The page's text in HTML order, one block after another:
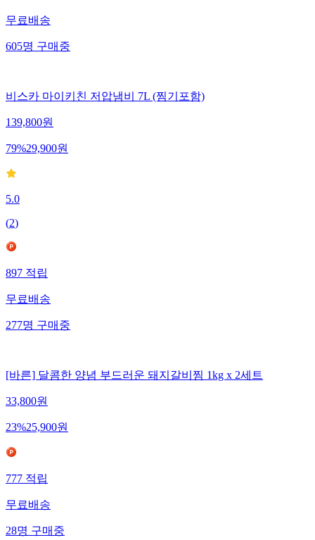
무료배송
605명구매중
비스카 마이키친 저압냄비 7L (찜기포함)
139,800원
79%29,900원
5.0
(2)
897적립
무료배송
277명구매중
[바른] 달콤한 양념 부드러운 돼지갈비찜 1kg x 2세트
33,800원
23%25,900원
777적립
무료배송
28명구매중